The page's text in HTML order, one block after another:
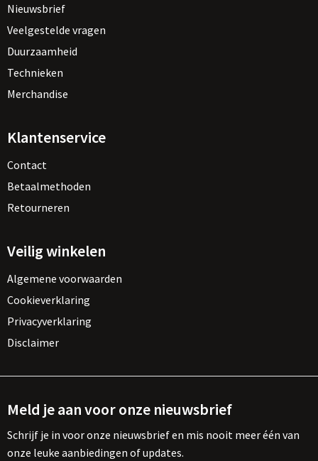
Nieuwsbrief
Veelgestelde vragen
Duurzaamheid
Technieken
Merchandise
Klantenservice
Contact
Betaalmethoden
Retourneren
Veilig winkelen
Algemene voorwaarden
Cookieverklaring
Privacyverklaring
Disclaimer
Meld je aan voor onze nieuwsbrief
Schrijf je in voor onze nieuwsbrief en mis nooit meer één van
onze leuke aanbiedingen of updates.